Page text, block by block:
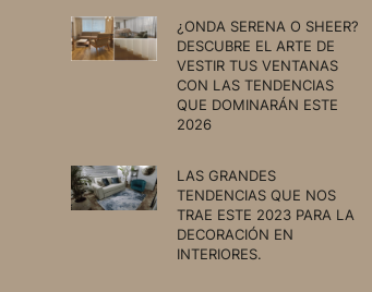
¿ONDA SERENA O SHEER?
DESCUBRE EL ARTE DE
VESTIR TUS VENTANAS
CON LAS TENDENCIAS
QUE DOMINARÁN ESTE
2026
LAS GRANDES
TENDENCIAS QUE NOS
TRAE ESTE 2023 PARA LA
DECORACIÓN EN
INTERIORES.